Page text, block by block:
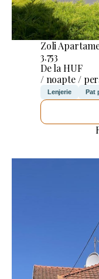
Zoli
3.753
De la HUF
/ noapte /
Lenjerie Pat